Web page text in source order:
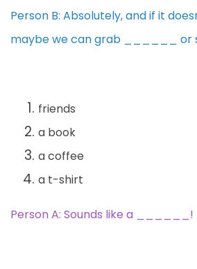
Person B: Absolutely, and if it
maybe we can grab ______ or
friends
a book
a coffee
a t-shirt
Person A: Sounds like a ______!